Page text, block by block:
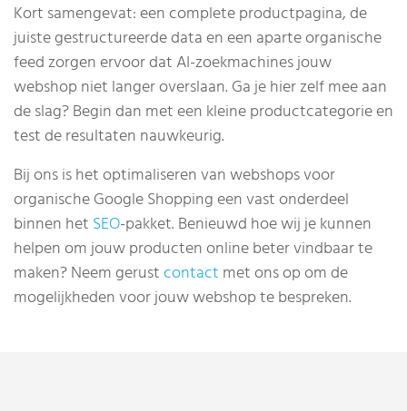
Kort samengevat: een complete productpagina, de
juiste gestructureerde data en een aparte organische
feed zorgen ervoor dat AI-zoekmachines jouw
webshop niet langer overslaan. Ga je hier zelf mee aan
de slag? Begin dan met een kleine productcategorie en
test de resultaten nauwkeurig.
Bij ons is het optimaliseren van webshops voor
organische Google Shopping een vast onderdeel
binnen het SEO-pakket. Benieuwd hoe wij je kunnen
helpen om jouw producten online beter vindbaar te
maken? Neem gerustcontact met ons op om de
mogelijkheden voor jouw webshop te bespreken.